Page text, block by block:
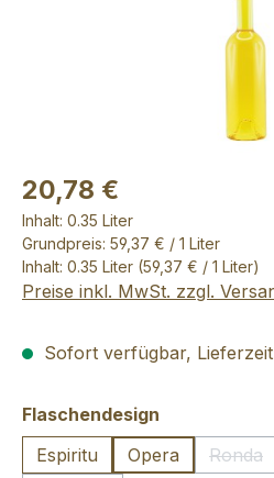
20,78 €
Inhalt: 0.35 Liter
Grundpreis: 59,37 € / 1 Liter
Inhalt: 0.35 Liter (59,37 € / 1 Liter)
Preise inkl. MwSt. zzgl.
Sofort verfügbar,
Flaschendesign
Espiritu
Opera Ronda